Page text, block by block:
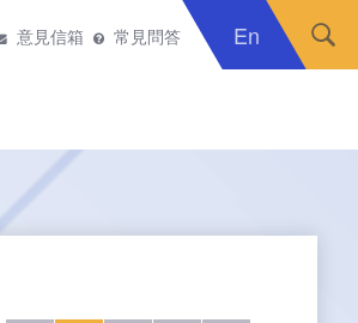
意見信箱 常見問答 En